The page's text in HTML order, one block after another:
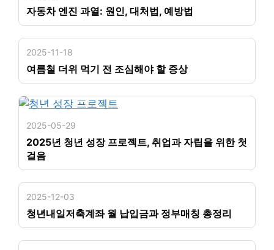
자동차 엔진 과열: 원인, 대처법, 예방법
2025-11-18
여름철 더위 먹기 전 조심해야 할 증상
2025-05-29
2025년 청년 성장 프로젝트, 취업과 자립을 위한 첫
걸음
2025-12-03
청년내일저축계좌 월 납입금과 정부매칭 총정리